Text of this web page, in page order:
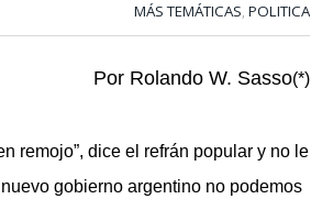
MÁS TEMÁTICAS, POLITICA
Por Rolando W. Sasso(*)
remojo”, dice el refrán popular y no le
gobierno argentino no podemos